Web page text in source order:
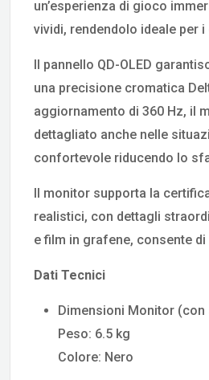
un’esperienza di gioco
vividi, rendendolo ideale per
Il pannello QD-OLED
una precisione cromatica
aggiornamento di 360 Hz, il
dettagliato anche nelle
confortevole riducendo lo
Il monitor supporta la
realistici, con dettagli
e film in grafene, consente
Dati Tecnici
Dimensioni Monitor (con
Peso: 6.5 kg
Colore: Nero